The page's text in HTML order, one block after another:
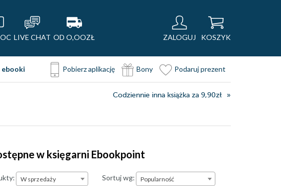
LIVE CHAT OD O,OOZŁ ZALOGUJ KOSZYK
ebooki Pobierz aplikację Bony Podaruj prezent
Codziennie inna książka za 9,90zł
w księgarni Ebookpoint
W sprzedaży Sortuj wg:Popularność
Popularność